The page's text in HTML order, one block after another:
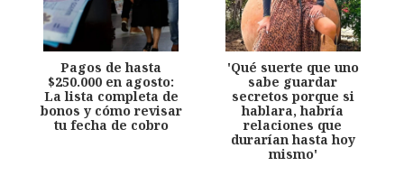
Pagos de hasta
$250.000 en agosto:
La lista completa de
bonos y cómo revisar
tu fecha de cobro
'Qué suerte que uno
sabe guardar
secretos porque si
hablara, habría
relaciones que
durarían hasta hoy
mismo'